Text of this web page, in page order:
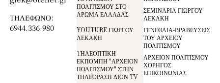
ΤΗΛΕΦΩΝΟ:
6944.336.980
ΠΟΛΙΤΙΣΜΟΥ ΣΤΟ
ΑΡΩΜΑ ΕΛΛΑΔΑΣ
YOUTUBE ΓΙΩΡΓΟΥ
ΛΕΚΑΚΗ
TΗΛΕΟΠΤΙΚΗ
ΕΚΠΟΜΠΗ "ΑΡΧΕΙΟΝ
ΠΟΛΙΤΙΣΜΟΥ" ΣΤΗΝ
ΤΗΛΕΌΡΑΣΗ ΔΙΟΝ TV
ΣΕΜΙΝΑΡΙΑ ΓΙΩΡΓΟΥ
ΛΕΚΑΚΗ
ΓΕΝΕΘΛΙΑ-ΒΡΑΒΕΥΣΕΙΣ
ΤΟΥ ΑΡΧΕΙΟΥ
ΠΟΛΙΤΙΣΜΟΥ
ΑΡΧΕΙΟΝ ΠΟΛΙΤΙΣΜΟΥ
ΧΟΡΗΓΟΣ
ΕΠΙΚΟΙΝΩΝΙΑΣ